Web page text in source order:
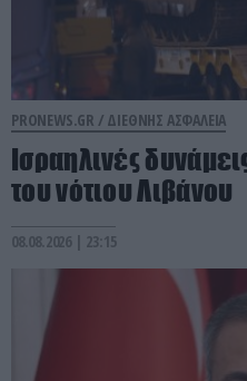
PRONEWS.GR / ΔΙΕΘΝΗΣ ΑΣΦΑΛΕΙΑ
Ισραηλινές
του νότιου Λιβάνου
08.08.2026 | 23:15